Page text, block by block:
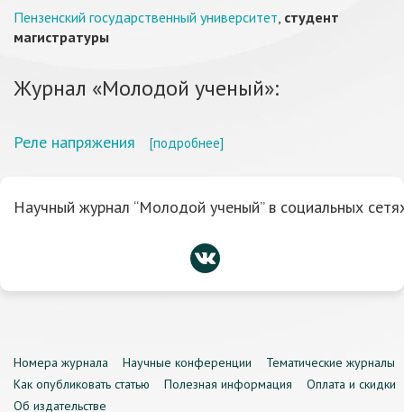
Пензенский государственный университет, студент
магистратуры
Журнал «Молодой ученый»:
Реле напряжения [подробнее]
Научный журнал “Молодой ученый” в социальных
Номера журнала Научные конференции
Тематические журналы
Как опубликовать статью
Полезная информация
Оплата и скидки
Об издательстве